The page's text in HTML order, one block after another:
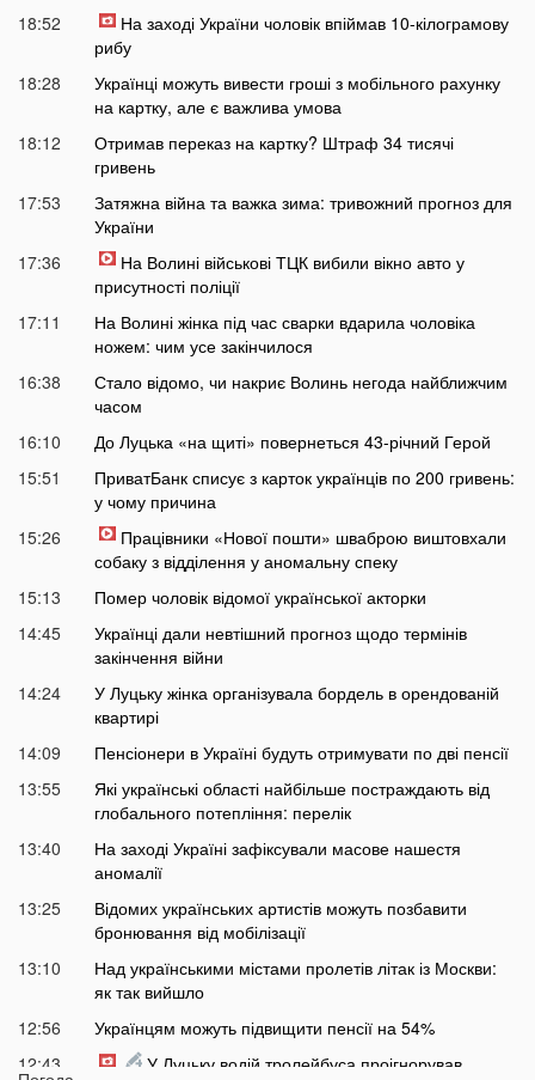
18:52
На заході України чоловік впіймав 10-кілограмову
рибу
18:28
Українці можуть вивести гроші з мобільного рахунку
на картку, але є важлива умова
18:12
Отримав переказ на картку? Штраф 34 тисячі
гривень
17:53
Затяжна війна та важка зима: тривожний прогноз для
України
17:36
На Волині військові ТЦК вибили вікно авто у
присутності поліції
17:11
На Волині жінка під час сварки вдарила чоловіка
ножем: чим усе закінчилося
16:38
Стало відомо, чи накриє Волинь негода найближчим
часом
16:10
До Луцька «на щиті» повернеться 43-річний Герой
15:51
ПриватБанк списує з карток українців по 200 гривень:
у чому причина
15:26
Працівники «Нової пошти» шваброю виштовхали
собаку з відділення у аномальну спеку
15:13
Помер чоловік відомої української акторки
14:45
Українці дали невтішний прогноз щодо термінів
закінчення війни
14:24
У Луцьку жінка організувала бордель в орендованій
квартирі
14:09
Пенсіонери в Україні будуть отримувати по дві пенсії
13:55
Які українські області найбільше постраждають від
глобального потепління: перелік
13:40
На заході Україні зафіксували масове нашестя
аномалії
13:25
Відомих українських артистів можуть позбавити
бронювання від мобілізації
13:10
Над українськими містами пролетів літак із Москви:
як так вийшло
12:56
Українцям можуть підвищити пенсії на 54%
12:43
У Луцьку водій тролейбуса проігнорував